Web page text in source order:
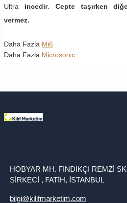
Ultra incedir. Cepte taşırken
vermez.
Daha Fazla Mi6
Daha Fazla Microsonic
HOBYAR MH. FINDIKÇI REMZİ
SİRKECİ , FATİH, İSTANBUL
bilgi@kilifmarketim.com